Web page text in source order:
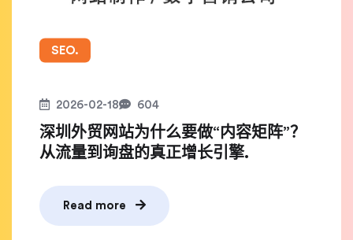
SEO.
2026-02-18 604
深圳外贸网站为什么要做“内容矩阵”？
从流量到询盘的真正增长引擎.
Read more